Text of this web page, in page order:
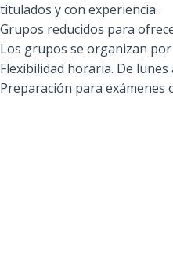
titulados y con experiencia.
Grupos reducidos para
Los grupos se organizan por
Flexibilidad horaria. De lunes
Preparación para exámenes